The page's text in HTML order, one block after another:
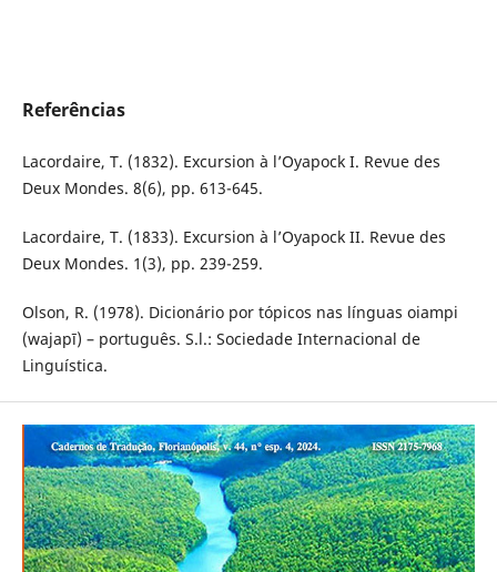
Referências
Lacordaire, T. (1832). Excursion à l’Oyapock I. Revue des
Deux Mondes. 8(6), pp. 613-645.
Lacordaire, T. (1833). Excursion à l’Oyapock II. Revue des
Deux Mondes. 1(3), pp. 239-259.
Olson, R. (1978). Dicionário por tópicos nas línguas oiampi
(wajapī) – português. S.l.: Sociedade Internacional de
Linguística.